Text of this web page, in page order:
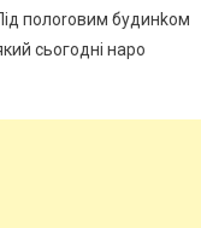
полоrовим будинkом
сьогодні наро